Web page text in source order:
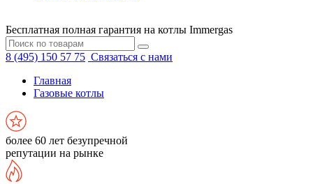
Бесплатная полная гарантия на котлы Immergas
8 (495) 150 57 75 Связаться с нами
Главная
Газовые котлы
более 60 лет безупречной
репутации на рынке